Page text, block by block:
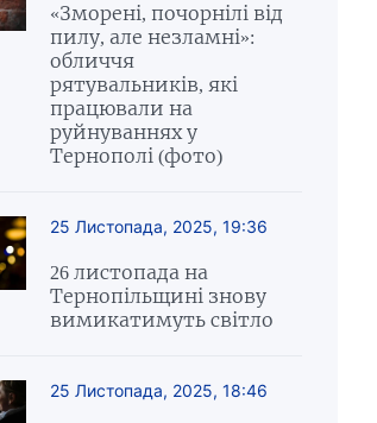
«Зморені, почорнілі від
пилу, але незламні»:
обличчя
рятувальників, які
працювали на
руйнуваннях у
Тернополі (фото)
25 Листопада, 2025, 19:36
26 листопада на
Тернопільщині знову
вимикатимуть світло
25 Листопада, 2025, 18:46